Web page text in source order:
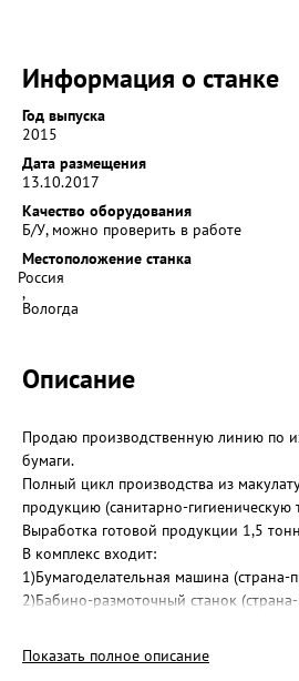
Информация о станке
Год выпуска
2015
Дата размещения
13.10.2017
Качество оборудования
Б/У, можно проверить в работе
Местоположение станка
Россия
,
Вологда
Описание
Продаю производственную линию по
бумаги.
Полный цикл производства из
продукцию (санитарно-гигиеническую
Выработка готовой продукции 1,5
В комплекс входит:
1)Бумагоделательная машина (страна-
2)Бабино-размоточный станок
4)Станки для резки (3 шт. ) (страна-
Производственный комплекс
Показать полное описание